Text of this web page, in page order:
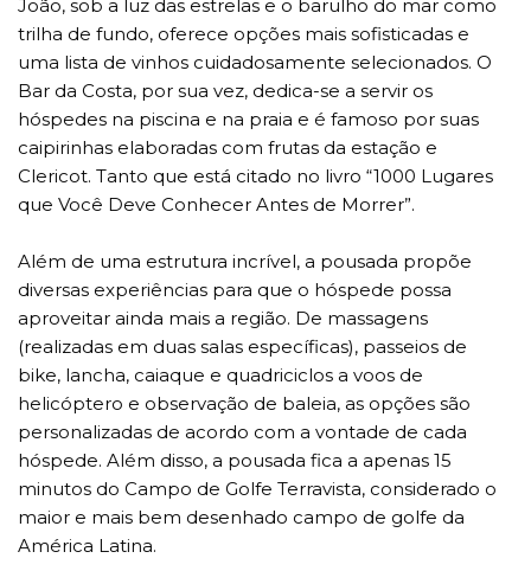
João, sob a luz das estrelas e o barulho do mar como
trilha de fundo, oferece opções mais sofisticadas e
uma lista de vinhos cuidadosamente selecionados. O
Bar da Costa, por sua vez, dedica-se a servir os
hóspedes na piscina e na praia e é famoso por suas
caipirinhas elaboradas com frutas da estação e
Clericot. Tanto que está citado no livro “1000 Lugares
que Você Deve Conhecer Antes de Morrer”.
Além de uma estrutura incrível, a pousada propõe
diversas experiências para que o hóspede possa
aproveitar ainda mais a região. De massagens
(realizadas em duas salas específicas), passeios de
bike, lancha, caiaque e quadriciclos a voos de
helicóptero e observação de baleia, as opções são
personalizadas de acordo com a vontade de cada
hóspede. Além disso, a pousada fica a apenas 15
minutos do Campo de Golfe Terravista, considerado o
maior e mais bem desenhado campo de golfe da
América Latina.